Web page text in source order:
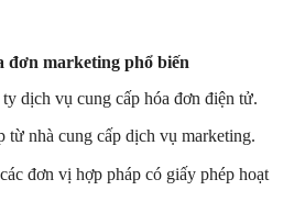
đơn marketing phổ biến
dịch vụ cung cấp hóa đơn điện tử.
từ nhà cung cấp dịch vụ marketing.
đơn vị hợp pháp có giấy phép hoạt